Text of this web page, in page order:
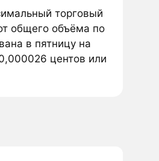
торговый
общего объёма по
в пятницу на
центов или